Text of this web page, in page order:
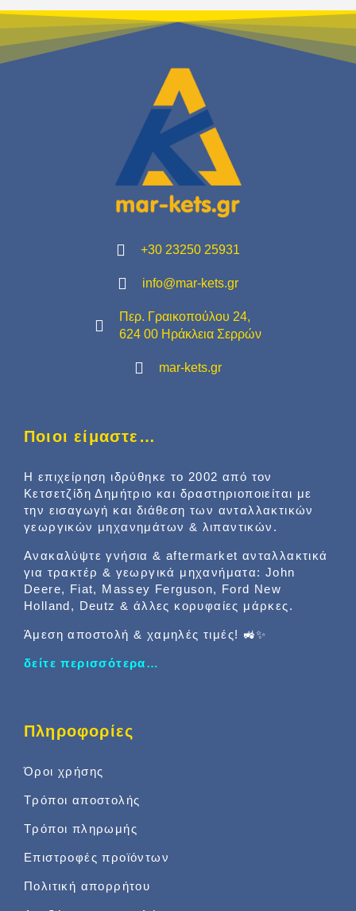
+30 23250 25931
info@mar-kets.gr
Περ. Γραικοπούλου 24,
624 00 Ηράκλεια Σερρών
mar-kets.gr
Ποιοι είμαστε…
Η επιχείρηση ιδρύθηκε το 2002 από τον
Κετσετζίδη Δημήτριο και δραστηριοποιείται με
την εισαγωγή και διάθεση των ανταλλακτικών
γεωργικών μηχανημάτων & λιπαντικών.
Ανακαλύψτε γνήσια & aftermarket ανταλλακτικά
για τρακτέρ & γεωργικά μηχανήματα: John
Deere, Fiat, Massey Ferguson, Ford New
Holland, Deutz & άλλες κορυφαίες μάρκες.
Άμεση αποστολή & χαμηλές τιμές! 🚜✨
δείτε περισσότερα…
Πληροφορίες
Όροι χρήσης
Τρόποι αποστολής
Τρόποι πληρωμής
Επιστροφές προϊόντων
Πολιτική απορρήτου